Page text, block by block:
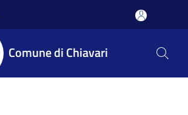
Comune di Chiavari